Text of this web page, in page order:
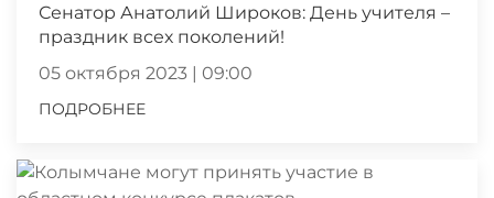
Сенатор Анатолий Широков: День учителя –
праздник всех поколений!
05 октября 2023 | 09:00
ПОДРОБНЕЕ